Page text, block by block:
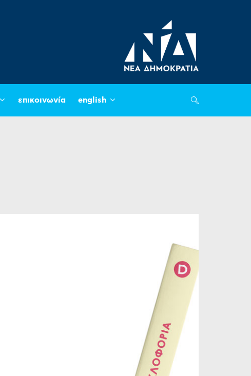
επικοινωνία english